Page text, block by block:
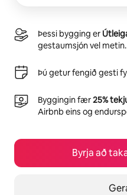
Þessi bygging er
gestaumsjón vel metin.
Þú getur fengið gesti
Byggingin fær25%
Airbnb eins og
Byrja að